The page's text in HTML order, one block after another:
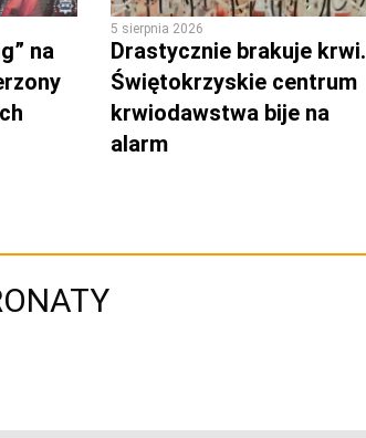
na
5 sierpnia 2026
Drastycznie brakuje krwi.
Świętokrzyskie centrum
krwiodawstwa bije na
alarm